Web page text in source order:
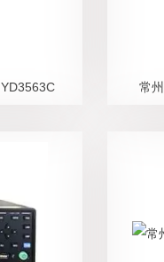
常